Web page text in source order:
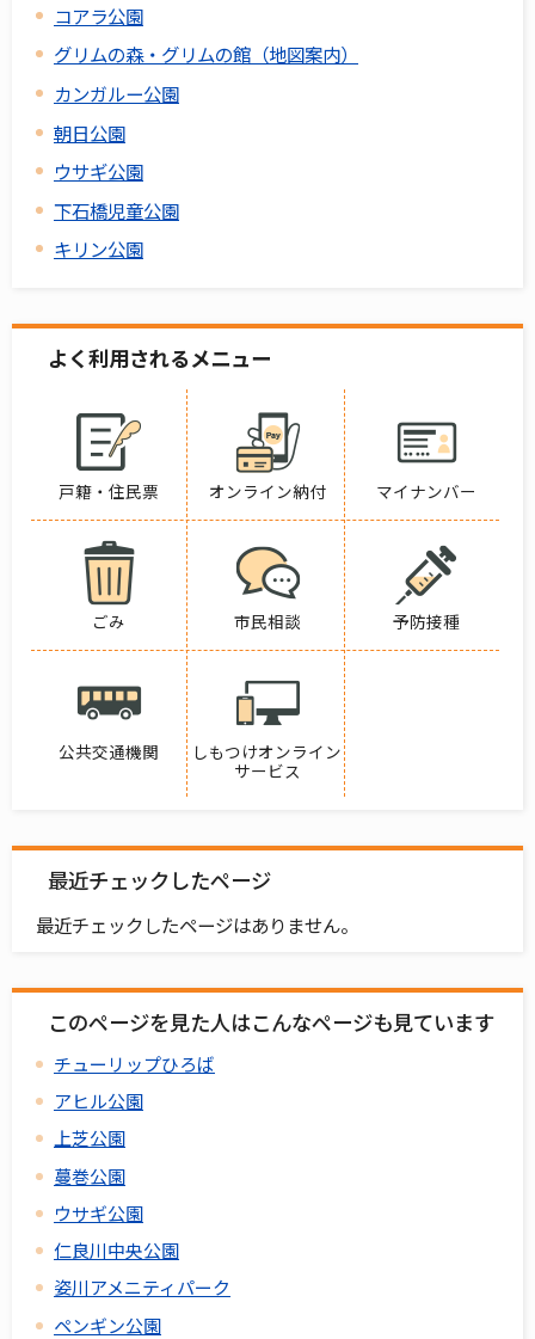
コアラ公園
グリムの森・グリムの館（地図案内）
カンガルー公園
朝日公園
ウサギ公園
下石橋児童公園
キリン公園
よく利用されるメニュー
戸籍・住民票 オンライン納付 マイナンバー
ごみ 市民相談 予防接種
公共交通機関
しもつけオンライン
サービス
最近チェックしたページ
最近チェックしたページはありません。
このページを見た人はこんなページも見ています
チューリップひろば
アヒル公園
上芝公園
蔓巻公園
ウサギ公園
仁良川中央公園
姿川アメニティパーク
ペンギン公園